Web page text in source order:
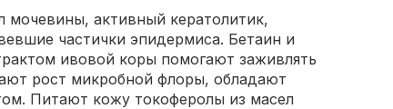
мочевины, активный кератолитик,
частички эпидермиса. Бетаин и
ивовой коры помогают заживлять
рост микробной флоры, обладают
Питают кожу токоферолы из масел